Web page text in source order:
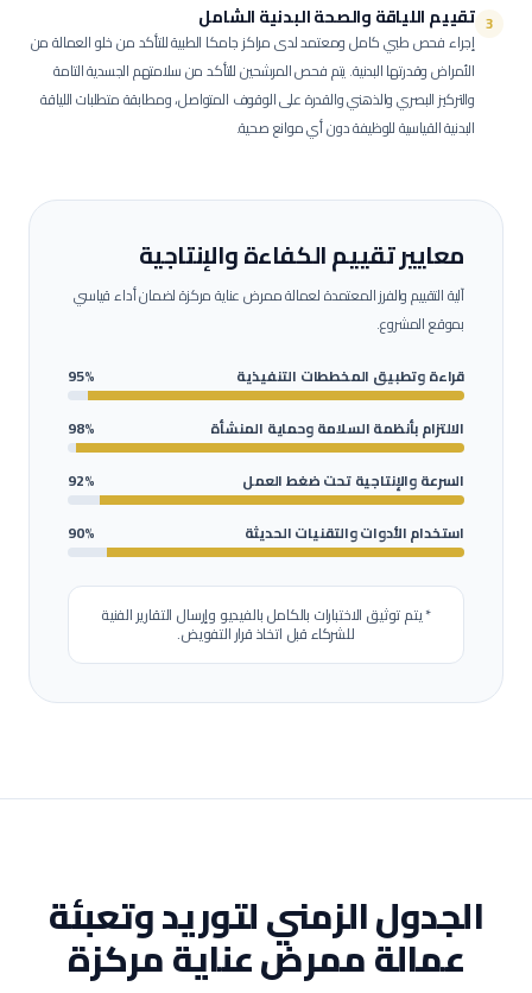
3 تقييم اللياقة والصحة البدنية الشامل
إجراء فحص طبي كامل ومعتمد لدى مراكز جامكا الطبية للتأكد من خلو العمالة من
الأمراض وقدرتها البدنية.يتم فحص المرشحين للتأكد من سلامتهم الجسدية التامة
والتركيز البصري والذهني والقدرة على الوقوف المتواصل، ومطابقة متطلبات اللياقة
البدنية القياسية للوظيفة دون أي موانع صحية.
معايير تقييم الكفاءة والإنتاجية
آلية التقييم والفرز المعتمدة لعمالةممرض عناية مركزةلضمان أداء قياسي
بموقع المشروع.
قراءة وتطبيق المخططات التنفيذية
95%
الالتزام بأنظمة السلامة وحماية المنشأة
98%
السرعة والإنتاجية تحت ضغط العمل
92%
استخدام الأدوات والتقنيات الحديثة
90%
* يتم توثيق الاختبارات بالكامل بالفيديو وإرسال التقارير الفنية
للشركاء قبل اتخاذ قرار التفويض.
الجدول الزمني لتوريد وتعبئة
عمالةممرض عناية مركزة